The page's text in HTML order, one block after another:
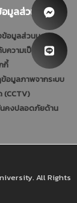
มูลส่วนบุคคล
ข้อมูลส่วนบุคคล
ความเป็นส่วนตัว
กี้
อมูลภาพจากระบบ
(CCTV)
คงปลอดภัยด้าน
All Rights